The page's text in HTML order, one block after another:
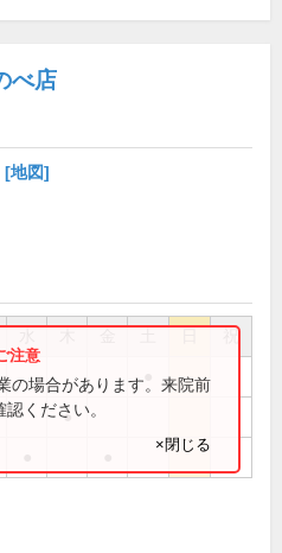
べ店
[地図]
祝
●
の場合があります。来院前
ください。
×閉じる